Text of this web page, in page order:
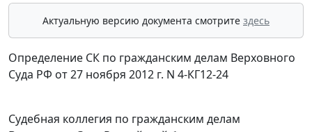
Актуальную версию документа смотрите здесь
Определение СК по гражданским делам Верховного
Суда РФ от 27 ноября 2012 г. N 4-КГ12-24
Судебная коллегия по гражданским делам